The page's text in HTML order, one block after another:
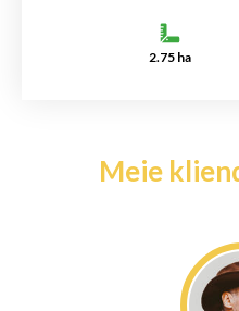
2.75 ha
Meie